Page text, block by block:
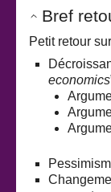
Bref
Petit retour
economics